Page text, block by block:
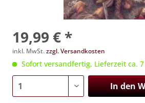
19,99 € *
inkl. MwSt.zzgl. Versandkosten
Sofort versandfertig, Lieferzeit ca.
In den